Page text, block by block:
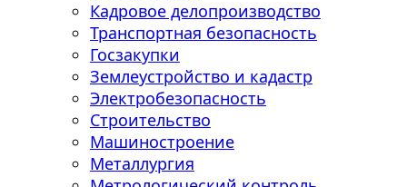
Кадровое делопроизводство
Транспортная безопасность
Госзакупки
Землеустройство и кадастр
Электробезопасность
Строительство
Машиностроение
Металлургия